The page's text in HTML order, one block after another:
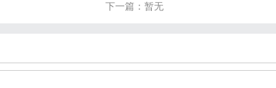
下一篇：暂无